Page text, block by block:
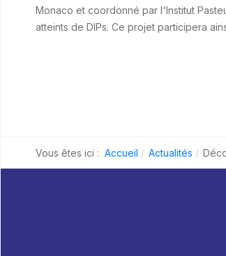
Monaco et coordonné par l'Institut
atteints de DIPs. Ce projet participera
Vous êtes ici : Accueil Actualités